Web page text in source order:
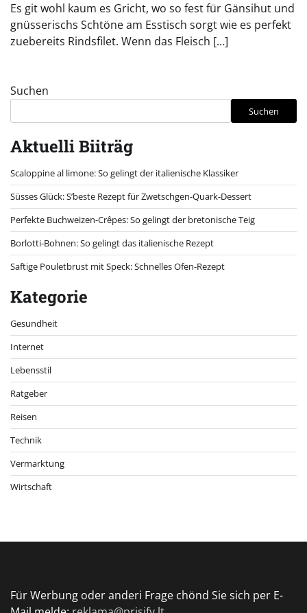
Es git wohl kaum es Gricht, wo so fest für Gänsihut und
gnüsserischs Schtöne am Esstisch sorgt wie es perfekt
zuebereits Rindsfilet. Wenn das Fleisch […]
Suchen
Suchen
Aktuelli Biiträg
Scaloppine al limone: So gelingt der italienische Klassiker
Süsses Glück: S’beste Rezept für Zwetschgen-Quark-Dessert
Perfekte Buchweizen-Crêpes: So gelingt der bretonische Teig
Borlotti-Bohnen: So gelingt das italienische Rezept
Saftige Pouletbrust mit Speck: Schnelles Ofen-Rezept
Kategorie
Gesundheit
Internet
Lebensstil
Ratgeber
Reisen
Technik
Vermarktung
Wirtschaft
Für Werbung oder anderi Frage chönd Sie sich per E-